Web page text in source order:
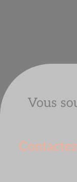
Vous